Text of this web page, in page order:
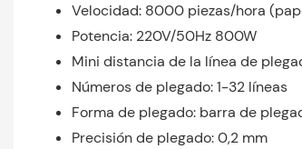
Velocidad: 8000 piezas/hora
Potencia: 220V/50Hz 800W
Mini distancia de la línea de
Números de plegado: 1-32 líneas
Forma de plegado: barra de
Precisión de plegado: 0,2 mm